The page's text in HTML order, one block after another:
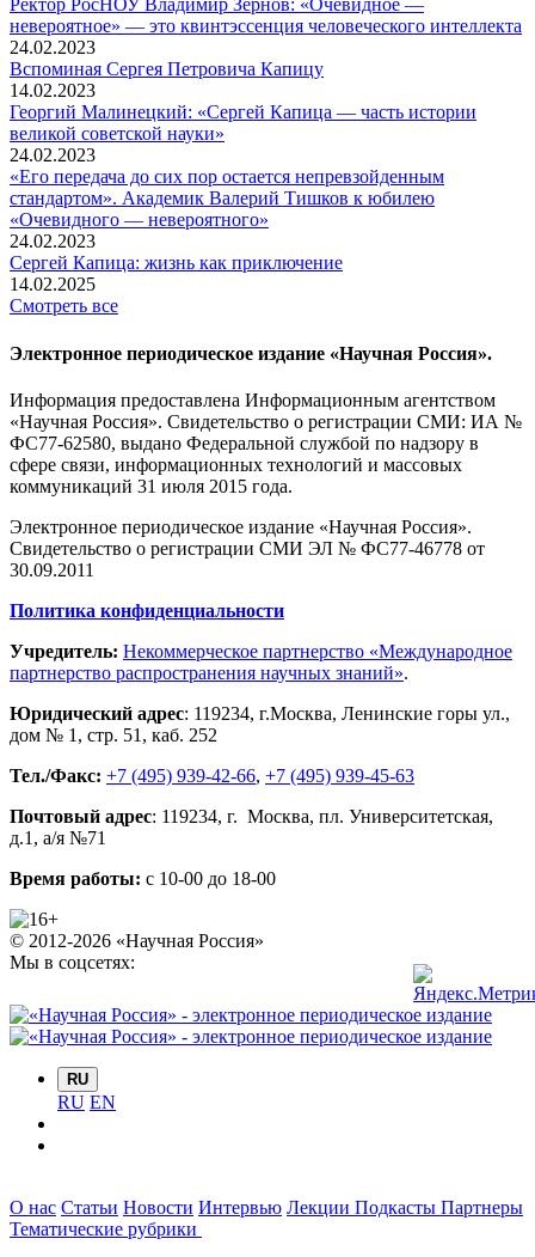
Ректор РосНОУ Владимир Зернов: «Очевидное —
невероятное» — это квинтэссенция человеческого интеллекта
24.02.2023
Вспоминaя Сергея Петровича Капицу
14.02.2023
Георгий Малинецкий: «Сергей Капица — часть истории
великой советской науки»
24.02.2023
«Его передача до сих пор остается непревзойденным
стандартом». Академик Валерий Тишков к юбилею
«Очевидного — невероятного»
24.02.2023
Сергей Капица: жизнь как приключение
14.02.2025
Смотреть все
Электронное периодическое издание «Научная Россия».
Информация предоставлена Информационным агентством
«Научная Россия». Свидетельство о регистрации СМИ: ИА №
ФС77-62580, выдано Федеральной службой по надзору в
сфере связи, информационных технологий и массовых
коммуникаций 31 июля 2015 года.
Электронное периодическое издание «Научная Россия».
Свидетельство о регистрации СМИ ЭЛ № ФС77-46778 от
30.09.2011
Политика конфиденциальности
Учредитель: Некоммерческое партнерство «Международное
партнерство распространения научных знаний».
Юридический адрес: 119234, г.Москва, Ленинские горы ул.,
дом № 1, стр. 51 , каб. 252
Тел./Факс: +7 (495) 939-42-66, +7 (495) 939-45-63
Почтовый адрес: 119234, г. Москва, пл. Университетская,
д.1 , а/я №71
Время работы: с 10-00 до 18-00
© 2012-2026 «Научная Россия»
Мы в соцсетях:
RU
RU EN
О нас Статьи Новости Интервью Лекции Подкасты Партнеры
Тематические рубрики